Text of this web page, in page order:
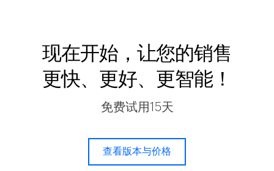
现在开始，让您的销售
更快、更好、更智能！
免费试用15天
查看版本与价格